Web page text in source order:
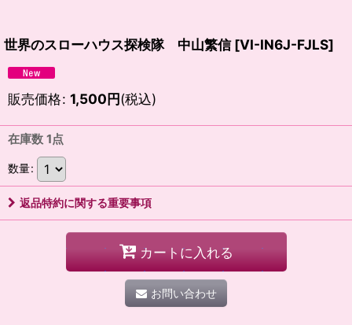
世界のスローハウス探検隊 中山繁信 [VI-IN6J-FJLS]
販売価格: 1,500円(税込)
在庫数 1点
数量:
返品特約に関する重要事項
カートに入れる
お問い合わせ